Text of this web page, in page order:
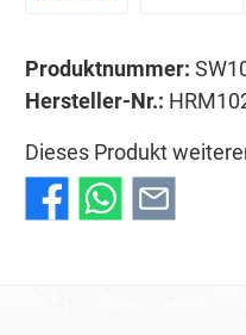
Produktnummer:
Hersteller-Nr.:
Dieses Produkt